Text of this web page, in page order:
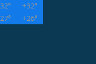
32° +32°
27° +26°